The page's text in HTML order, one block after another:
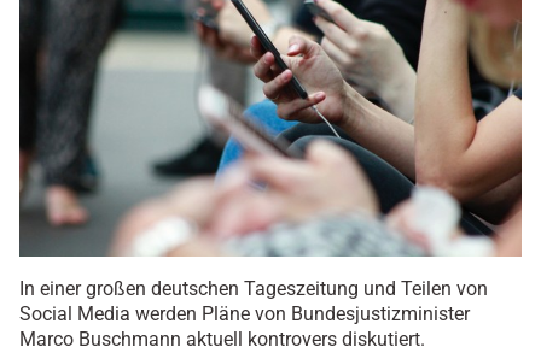
In einer großen deutschen Tageszeitung und Teilen von
Social Media werden Pläne von Bundesjustizminister
Marco Buschmann aktuell kontrovers diskutiert.